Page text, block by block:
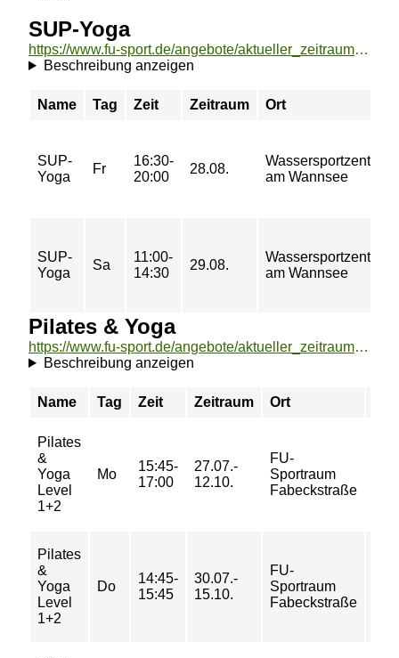
SUP-Yoga
https://www.fu-sport.de/angebote/aktueller_zeitraum/_SUP-Yoga.html
Beschreibung anzeigen
Name Tag Zeit Zeitraum Ort
SUP-
Yoga
Fr
16:30-
20:00
28.08.
Wassersportzentrum
am Wannsee
SUP-
Yoga
Sa
11:00-
14:30
29.08.
Wassersportzentrum
am Wannsee
Pilates & Yoga
https://www.fu-sport.de/angebote/aktueller_zeitraum/_Pilates__und__Yoga.html
Beschreibung anzeigen
Name Tag Zeit Zeitraum Ort
Pilates
&
Yoga
Level
1+2
Mo
15:45-
17:00
27.07.-
12.10.
FU-
Sportraum
Fabeckstraße
Pilates
&
Yoga
Level
1+2
Do
14:45-
15:45
30.07.-
15.10.
FU-
Sportraum
Fabeckstraße